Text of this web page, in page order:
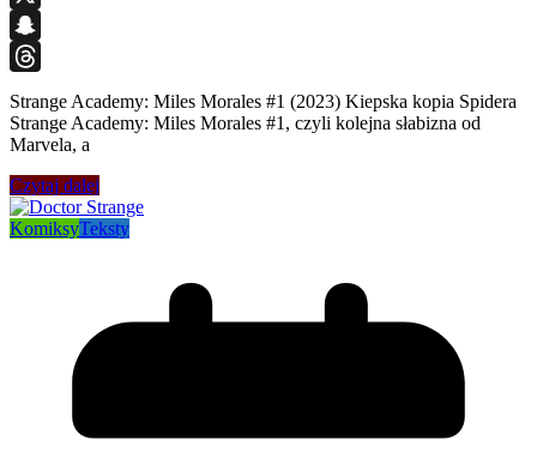
X
Snapchat
Strange Academy: Miles Morales #1 (2023) Kiepska kopia Spidera
Strange Academy: Miles Morales #1, czyli kolejna słabizna od
Marvela, a
Czytaj dalej
KomiksyTeksty